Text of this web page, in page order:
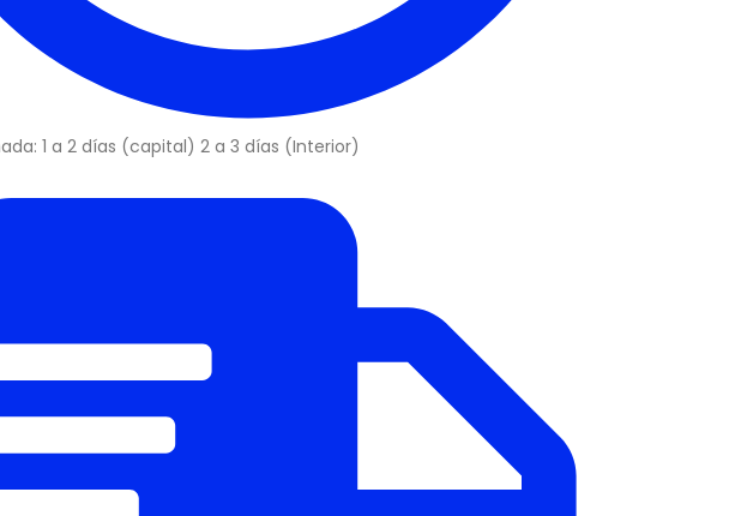
1 a 2 días (capital) 2 a 3 días (Interior)